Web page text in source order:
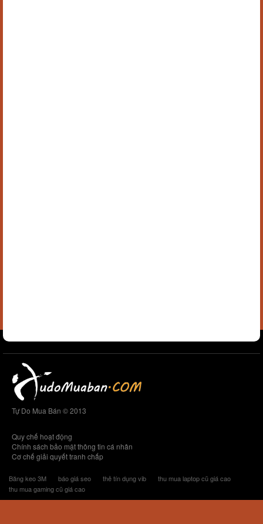
Tự Do Mua Bán © 2013
Quy chế hoạt động
Chính sách bảo mật thông tin cá nhân
Cơ chế giải quyết tranh chấp
Băng keo 3M báo giá seo thẻ tín dụng vib
thu mua laptop cũ giá cao
thu mua gaming cũ giá cao